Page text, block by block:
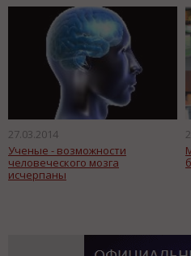
27.03.2014
Ученые - возможности
человеческого мозга
исчерпаны